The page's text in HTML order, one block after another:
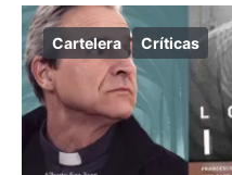
Cartelera Críticas